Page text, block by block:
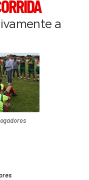
a